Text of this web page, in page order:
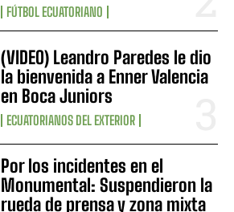
FÚTBOL ECUATORIANO
(VIDEO) Leandro Paredes le dio
la bienvenida a Enner Valencia
en Boca Juniors
ECUATORIANOS DEL EXTERIOR
Por los incidentes en el
Monumental: Suspendieron la
rueda de prensa y zona mixta